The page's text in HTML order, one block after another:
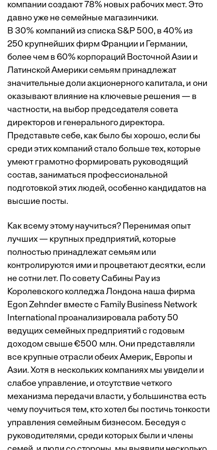
компании создают 78% новых рабочих мест. Это
давно уже не семейные магазинчики.
В 30% компаний из списка S&P 500, в 40% из
250 крупнейших фирм Франции и Германии,
более чем в 60% корпораций Восточной Азии и
Латинской Америки семьям принадлежат
значительные доли акционерного капитала, и они
оказывают влияние на ключевые решения — в
частности, на выбор председателя совета
директоров и генерального директора.
Представьте себе, как было бы хорошо, если бы
среди этих компаний стало больше тех, которые
умеют грамотно формировать руководящий
состав, заниматься профессиональной
подготовкой этих людей, особенно кандидатов на
высшие посты.
Как всему этому научиться? Перенимая опыт
лучших — крупных предприятий, которые
полностью принадлежат семьям или
контролируются ими и процветают ­десятки, если
не сотни лет. По совету Сабины Рау из
Королевского колледжа Лондона наша фирма
Egon Zehnder вместе с Family Business Network
International проанализировала работу 50
ведущих семейных предприятий с годовым
доходом свыше €500 млн. Они представляли
все крупные отрасли обеих Америк, Европы и
Азии. Хотя в нескольких компаниях мы увидели и
слабое управление, и отсутствие четкого
механизма передачи власти, у большинства есть
чему поучиться тем, кто хотел бы постичь тонкости
управления семейным бизнесом. Беседуя с
руководителями, среди которых были и члены